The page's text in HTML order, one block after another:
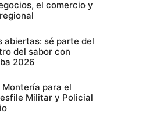
el comercio y
abiertas: sé parte del
del sabor con
2026
para el
Militar y Policial